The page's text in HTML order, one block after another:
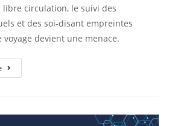
circulation, le suivi des
et des soi-disant empreintes
devient une menace.